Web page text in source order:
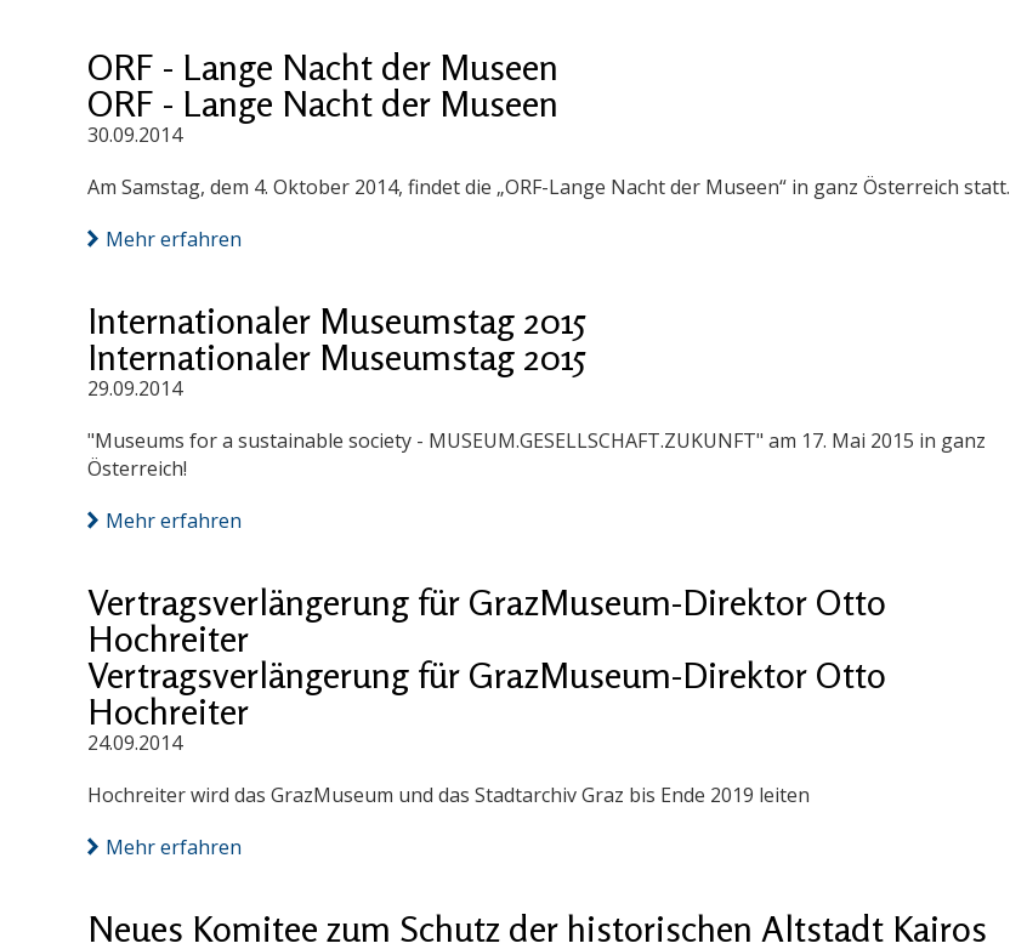
ORF - Lange Nacht der Museen
ORF - Lange Nacht der Museen
30.09.2014
Am Samstag, dem 4. Oktober 2014, findet die „ORF-Lange Nacht der Museen“ in ganz Österreich statt.
Mehr erfahren
Internationaler Museumstag 2015
Internationaler Museumstag 2015
29.09.2014
"Museums for a sustainable society - MUSEUM.GESELLSCHAFT.ZUKUNFT" am 17. Mai 2015 in ganz
Österreich!
Mehr erfahren
Vertragsverlängerung für GrazMuseum-Direktor Otto
Hochreiter
Vertragsverlängerung für GrazMuseum-Direktor Otto
Hochreiter
24.09.2014
Hochreiter wird das GrazMuseum und das Stadtarchiv Graz bis Ende 2019 leiten
Mehr erfahren
Neues Komitee zum Schutz der historischen Altstadt Kairos